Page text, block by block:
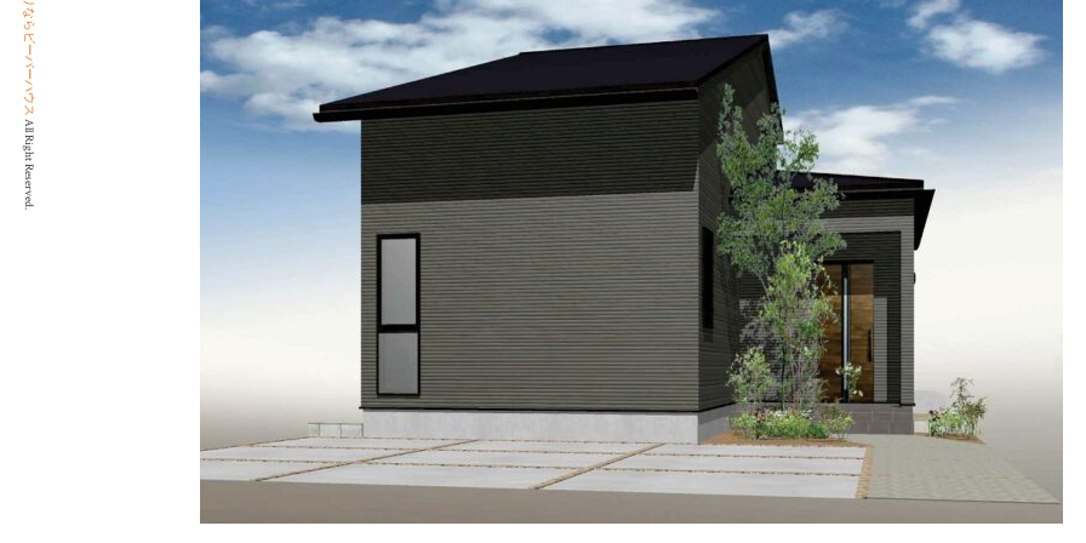
All Right Reserved.